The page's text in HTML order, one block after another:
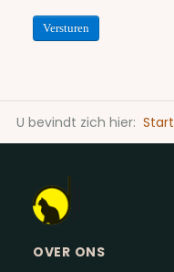
Versturen
U bevindt zich hier: Start
OVER ONS